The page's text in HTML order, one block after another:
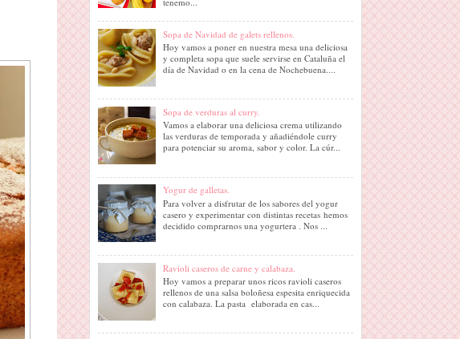
Sopa de Navidad de galets rellenos.
Hoy vamos a poner en nuestra mesa una deliciosa
y completa sopa que suele servirse en Cataluña el
día de Navidad o en la cena de Nochebuena....
Sopa de verduras al curry.
Vamos a elaborar una deliciosa crema utilizando
las verduras de temporada y añadiéndole curry
para potenciar su aroma, sabor y color. La cúr...
Yogur de galletas.
Para volver a disfrutar de los sabores del yogur
casero y experimentar con distintas recetas hemos
decidido comprarnos una yogurtera . Nos ...
Ravioli caseros de carne y calabaza.
Hoy vamos a preparar unos ricos ravioli caseros
rellenos de una salsa boloñesa espesita enriquecida
con calabaza. La pasta elaborada en cas...